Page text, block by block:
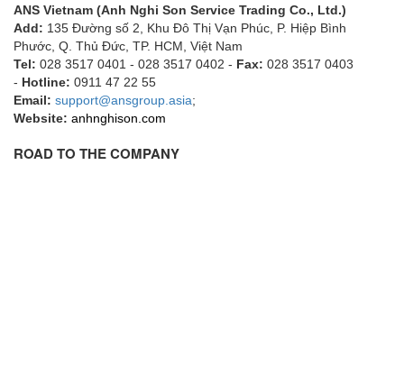
Ecom-EX
ECONEX
Edward
EES
EGE Elektronik
Eilersen Vietnam
ANS Vietnam (Anh Nghi Son Service Trading Co., Ltd.)
Add: 135 Đường số 2, Khu Đô Thị Vạn Phúc, P. Hiệp Bình
Phước, Q. Thủ Đức, TP. HCM , Việt Nam
Tel: 028 3517 0401 - 028 3517 0402 - Fax: 028 3517 0403
- Hotline: 0911 47 22 55
Email: support@ansgroup.asia;
Website: anhnghison.com
ROAD TO THE COMPANY